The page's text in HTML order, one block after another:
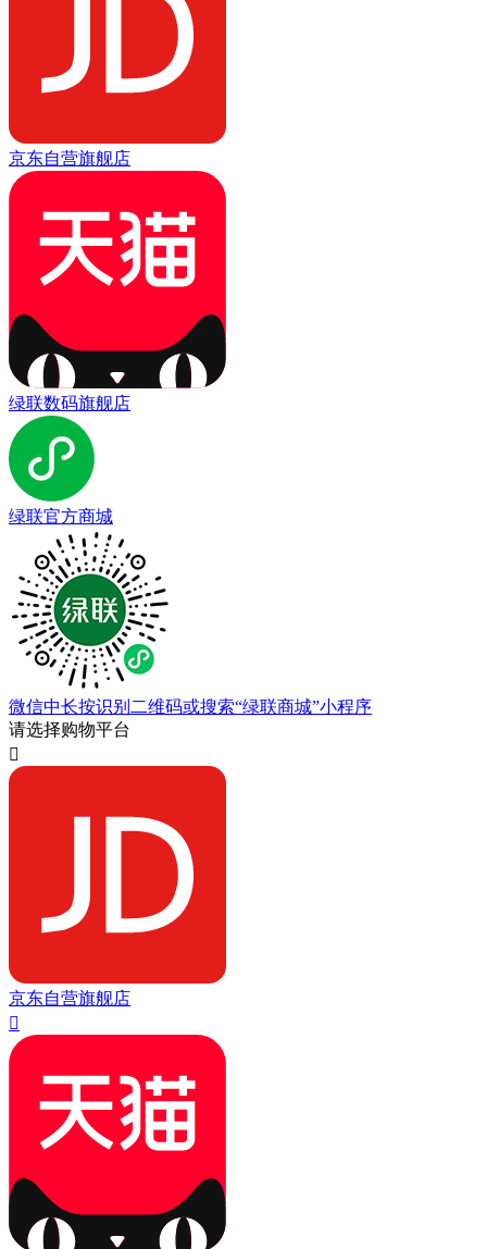
京东自营旗舰店
绿联数码旗舰店
绿联官方商城
微信中长按识别二维码或搜索“绿联商城”小程序
请选择购物平台

京东自营旗舰店
